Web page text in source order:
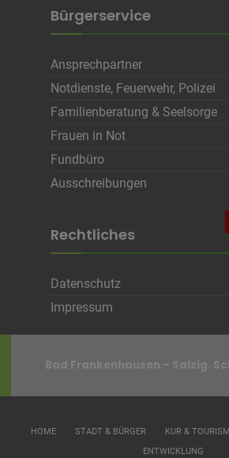
Bürgerservice
Ansprechpartner
Notdienste, Feuerwehr, Polizei
Familienberatung & Seelsorge
Frauen in Not
Fundbüro
Ausschreibungen
Rechtliches
Datenschutz
Impressum
Bad Frankenhausen – Salzig.
HOME STADT & BÜRGER KUR &
ENTWICKLUNG